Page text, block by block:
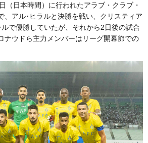
（日本時間）に行われたアラブ・クラブ・
、アル･ヒラルと決勝を戦い、クリスティア
で優勝していたが、それから2日後の試合
ナウドら主力メンバーはリーグ開幕節での